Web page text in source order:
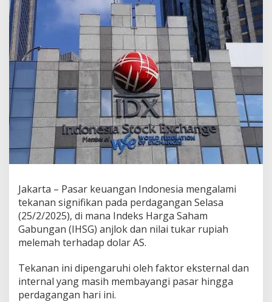
m
b
u
k
Jakarta – Pasar keuangan Indonesia mengalami
tekanan signifikan pada perdagangan Selasa
(25/2/2025), di mana Indeks Harga Saham
Gabungan (IHSG) anjlok dan nilai tukar rupiah
melemah terhadap dolar AS.
Tekanan ini dipengaruhi oleh faktor eksternal dan
internal yang masih membayangi pasar hingga
perdagangan hari ini.